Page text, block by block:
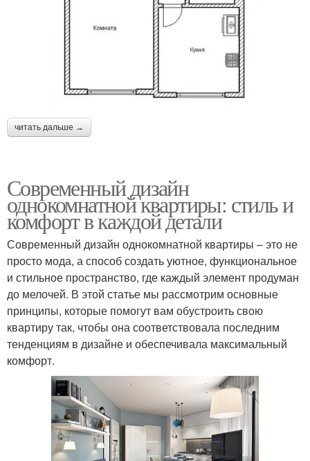
читать дальше →
Современный дизайн
однокомнатной квартиры: стиль и
комфорт в каждой детали
Современный дизайн однокомнатной квартиры – это не
просто мода, а способ создать уютное, функциональное
и стильное пространство, где каждый элемент продуман
до мелочей. В этой статье мы рассмотрим основные
принципы, которые помогут вам обустроить свою
квартиру так, чтобы она соответствовала последним
тенденциям в дизайне и обеспечивала максимальный
комфорт.